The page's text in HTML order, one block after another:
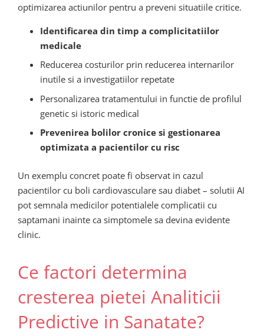
optimizarea actiunilor pentru a preveni situatiile critice.
Identificarea din timp a complicitatiilor
medicale
Reducerea costurilor prin reducerea internarilor
inutile si a investigatiilor repetate
Personalizarea tratamentului in functie de profilul
genetic si istoric medical
Prevenirea bolilor cronice si gestionarea
optimizata a pacientilor cu risc
Un exemplu concret poate fi observat in cazul
pacientilor cu boli cardiovasculare sau diabet – solutii AI
pot semnala medicilor potentialele complicatii cu
saptamani inainte ca simptomele sa devina evidente
clinic.
Ce factori determina
cresterea pietei Analiticii
Predictive in Sanatate?